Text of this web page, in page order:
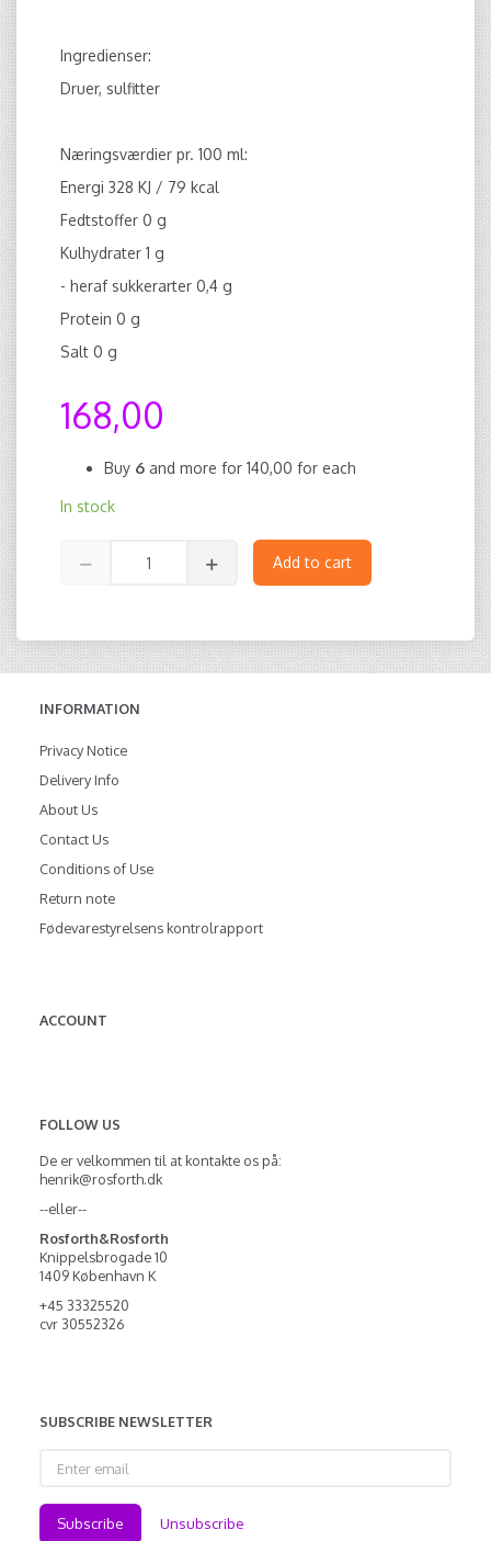
Ingredienser:
Druer, sulfitter
Næringsværdier pr. 100 ml:
Energi 328 KJ / 79 kcal
Fedtstoffer 0 g
Kulhydrater 1 g
- heraf sukkerarter 0,4 g
Protein 0 g
Salt 0 g
168,00
Buy 6 and more for 140,00 for each
In stock
Add to cart
INFORMATION
Privacy Notice
Delivery Info
About Us
Contact Us
Conditions of Use
Return note
Fødevarestyrelsens kontrolrapport
ACCOUNT
FOLLOW US
De er velkommen til at kontakte os på:
henrik@rosforth.dk
--eller--
Rosforth&Rosforth
Knippelsbrogade 10
1409 København K
+45 33325520
cvr 30552326
SUBSCRIBE NEWSLETTER
email
Subscribe Unsubscribe